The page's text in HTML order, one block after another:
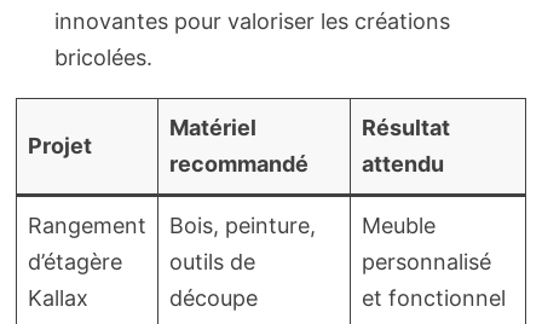
innovantes pour valoriser les créations
bricolées.
Projet
Matériel
recommandé
Résultat
attendu
Rangement
d’étagère
Kallax
Bois, peinture,
outils de
découpe
Meuble
personnalisé
et fonctionnel